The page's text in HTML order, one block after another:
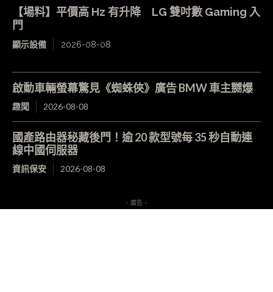
【場料】平價高 Hz 有升降 LG 雙吋數 Gaming 入
門
顯示設備 2026-08-08
啟動車輛螢幕驚見《蜘蛛俠》廣告 BMW 車主嬲爆
趣聞 2026-08-08
國產路由器秘藏後門！逾 20 款型號每 35 秒自動連
線中國伺服器
資訊保安 2026-08-08
- 廣告 -